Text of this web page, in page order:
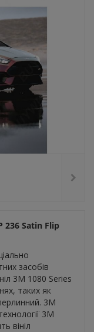
236 Satin Flip
засобів
3M 1080 Series
таких як
3M
3M
вініл